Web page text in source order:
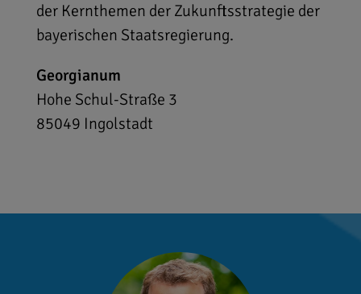
der Kernthemen der Zukunftsstrategie der
bayerischen Staatsregierung.
Georgianum
Hohe Schul-Straße 3
85049 Ingolstadt